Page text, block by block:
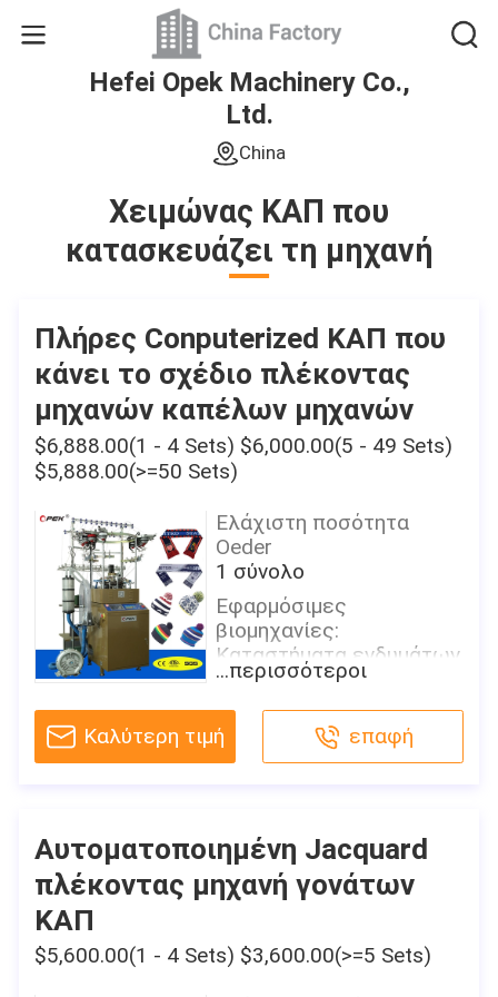
Hefei Opek Machinery Co.,
Ltd.
China
Χειμώνας ΚΑΠ που
κατασκευάζει τη μηχανή
Πλήρες Conputerized ΚΑΠ που
κάνει το σχέδιο πλέκοντας
μηχανών καπέλων μηχανών
$6,888.00(1 - 4 Sets) $6,000.00(5 - 49 Sets)
$5,888.00(>=50 Sets)
Ελάχιστη ποσότητα
Oeder
1 σύνολο
Εφαρμόσιμες
βιομηχανίες:
Καταστήματα ενδυμάτων,
εγκαταστάσεις
κατασκευής,
αγροκτήματα, λιανική
πώληση, κατασκευή
Νέος
Τύπος προϊόντων:
Καπέλο, μαντίλι,
Τύπος:
...περισσότεροι
Καλύτερη τιμή επαφή
Αυτοματοποιημένη Jacquard
πλέκοντας μηχανή γονάτων
ΚΑΠ
$5,600.00(1 - 4 Sets) $3,600.00(>=5 Sets)